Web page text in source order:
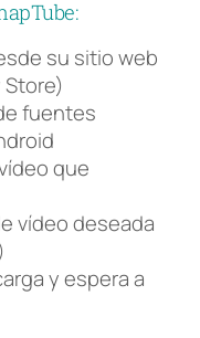
su sitio web
fuentes
que
vídeo deseada
y espera a